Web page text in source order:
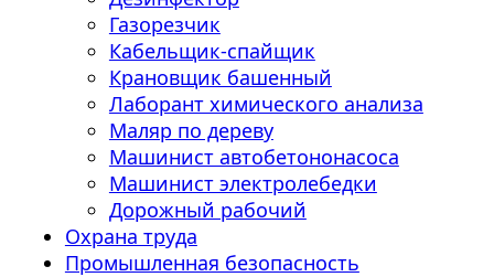
Газорезчик
Кабельщик-спайщик
Крановщик башенный
Лаборант химического анализа
Маляр по дереву
Машинист автобетононасоса
Машинист электролебедки
Дорожный рабочий
Охрана труда
Промышленная безопасность